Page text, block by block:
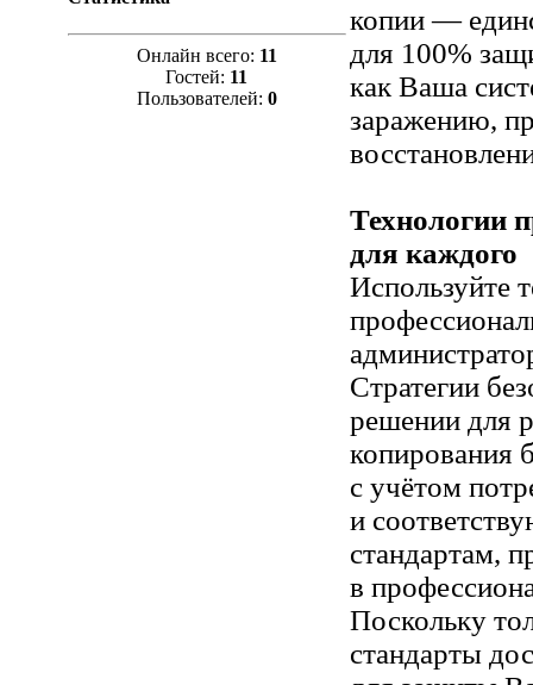
Онлайн всего: 11
Гостей: 11
Пользователей: 0
копии —
для 100%
как Ваша
заражению,
Технологии
для каждого
Используйте
Стратегии
решении для
копирования
с учётом
и
стандартам,
в
Поскольку
стандарты